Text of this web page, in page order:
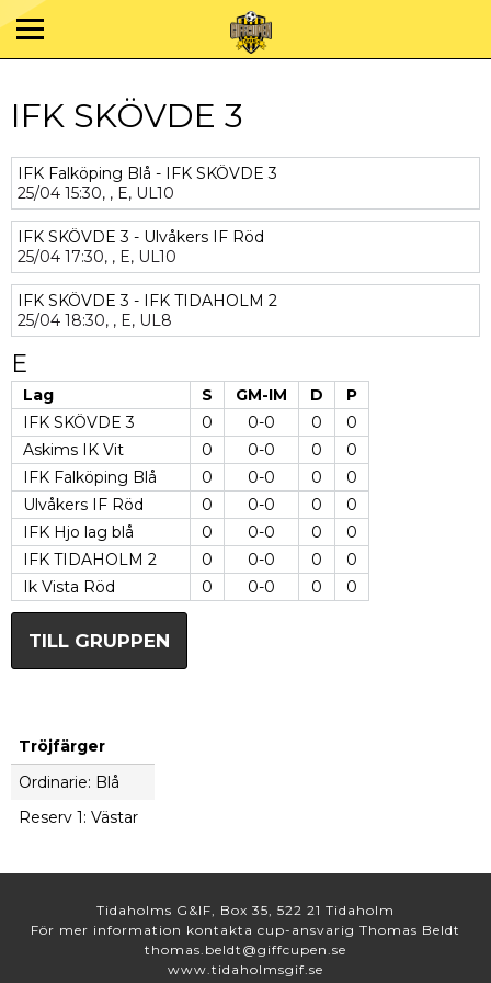
IFK SKÖVDE 3
IFK Falköping Blå - IFK SKÖVDE 3
25/04 15:30, , E, UL10
IFK SKÖVDE 3 - Ulvåkers IF Röd
25/04 17:30, , E, UL10
IFK SKÖVDE 3 - IFK TIDAHOLM 2
25/04 18:30, , E, UL8
E
Lag S GM-IM D
P
IFK SKÖVDE 3
0 0-0 0
0
Askims IK Vit
0 0-0 0
0
IFK Falköping Blå
0 0-0 0
0
Ulvåkers IF Röd
0 0-0 0
0
IFK Hjo lag blå
0 0-0 0
0
IFK TIDAHOLM 2
0 0-0 0
0
Ik Vista Röd
0 0-0 0 0
TILL GRUPPEN
Tröjfärger
Ordinarie: Blå
Reserv 1: Västar
Tidaholms G&IF, Box 35, 522 21 Tidaholm
För mer information kontakta cup-ansvarig Thomas Beldt
thomas.beldt@giffcupen.se
www.tidaholmsgif.se